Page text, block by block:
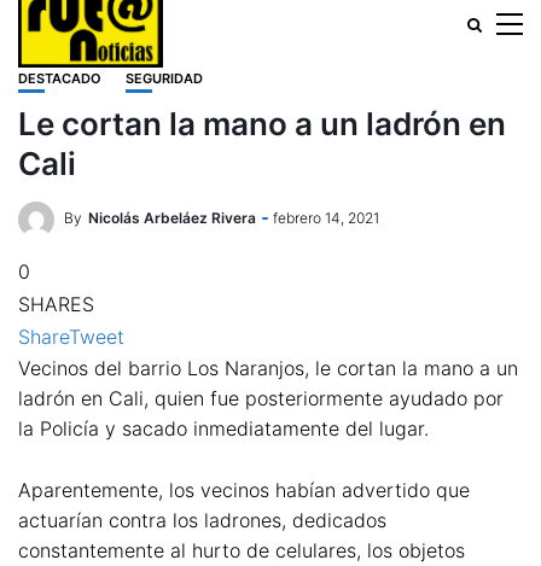
DESTACADO SEGURIDAD
Le cortan la mano a un ladrón en
Cali
By Nicolás Arbeláez Rivera febrero 14, 2021
0
SHARES
ShareTweet
Vecinos del barrio Los Naranjos, le cortan la mano a un
ladrón en Cali, quien fue posteriormente ayudado por
la Policía y sacado inmediatamente del lugar.
Aparentemente, los vecinos habían advertido que
actuarían contra los ladrones, dedicados
constantemente al hurto de celulares, los objetos